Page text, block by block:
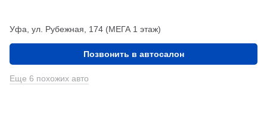
Уфа, ул. Рубежная, 174 (МЕГА 1 этаж)
Позвонить в автосалон
Еще 6 похожих авто